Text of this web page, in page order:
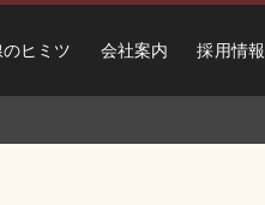
ヒミツ 会社案内 採用情報